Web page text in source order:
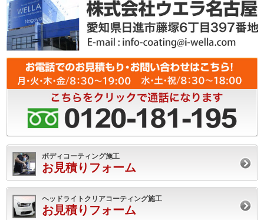
ボディコーティング施工
お見積りフォーム
ヘッドライトクリアコーティング施工
お見積りフォーム